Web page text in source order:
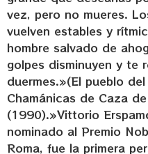
vez, pero no mueres.
vuelven estables y
hombre salvado de
golpes disminuyen y te
duermes.»(El pueblo
Chamánicas de Caza
(1990).»Vittorio
nominado al Premio
Roma, fue la primera